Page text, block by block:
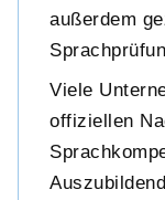
außerdem
Viele
offiziellen